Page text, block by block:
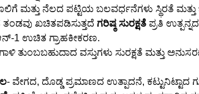
ಮತ್ತು ನೆಲದ ಪಟ್ಟಿಯ ಬಲವರ್ಧನೆಗಳು ಸ್ಥಿರತೆ ಮತ್ತು
ತಂಡವು ಖಚಿತಪಡಿಸುತ್ತದೆ ಗರಿಷ್ಠ ಸುರಕ್ಷತೆ ಪ್ರತಿ
1 ಉಚಿತ ಗ್ರಾಹಕೀಕರಣ.
ತುಂಬಬಹುದಾದ ವಸ್ತುಗಳು ಸುರಕ್ಷತೆ ಮತ್ತು
- ವೇಗದ, ದೊಡ್ಡ ಪ್ರಮಾಣದ ಉತ್ಪಾದನೆ,